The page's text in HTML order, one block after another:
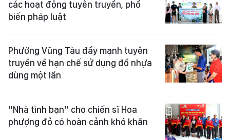
các hoạt động tuyên truyền, phổ
biến pháp luật
Phường Vũng Tàu đẩy mạnh tuyên
truyền về hạn chế sử dụng đồ nhựa
dùng một lần
“Nhà tình bạn” cho chiến sĩ Hoa
phượng đỏ có hoàn cảnh khó khăn